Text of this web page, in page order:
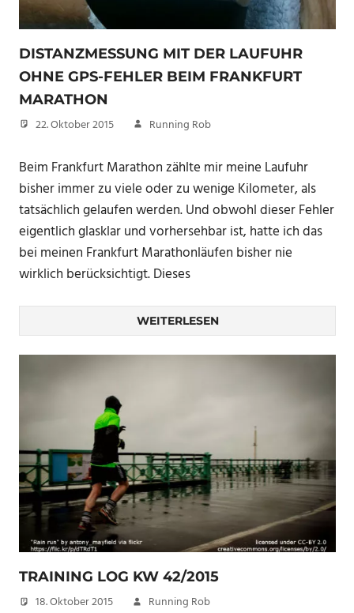
DISTANZMESSUNG MIT DER LAUFUHR
OHNE GPS-FEHLER BEIM FRANKFURT
MARATHON
22. Oktober 2015 Running Rob
Beim Frankfurt Marathon zählte mir meine Laufuhr
bisher immer zu viele oder zu wenige Kilometer, als
tatsächlich gelaufen werden. Und obwohl dieser Fehler
eigentlich glasklar und vorhersehbar ist, hatte ich das
bei meinen Frankfurt Marathonläufen bisher nie
wirklich berücksichtigt. Dieses
WEITERLESEN
TRAINING LOG KW 42/2015
18. Oktober 2015 Running Rob